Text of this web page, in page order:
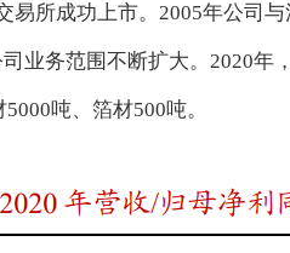
易所成功上市。2005年公司
业务范围不断扩大。2020
吨、箔材500吨。